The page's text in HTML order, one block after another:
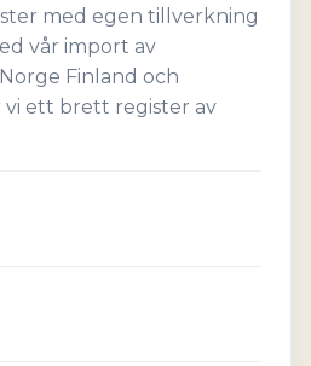
med egen tillverkning
vår import av
Finland och
vi ett brett register av